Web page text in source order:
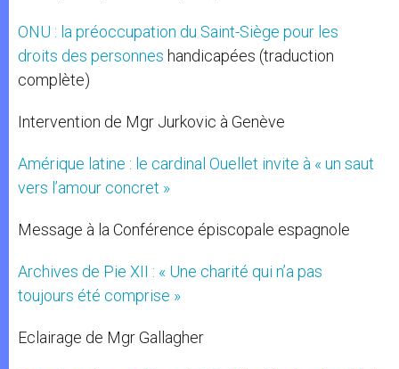
ONU : la préoccupation du Saint-Siège pour les
droits des personnes handicapées (traduction
complète)
Intervention de Mgr Jurkovic à Genève
Amérique latine : le cardinal Ouellet invite à « un saut
vers l’amour concret »
Message à la Conférence épiscopale espagnole
Archives de Pie XII : « Une charité qui n’a pas
toujours été comprise »
Eclairage de Mgr Gallagher